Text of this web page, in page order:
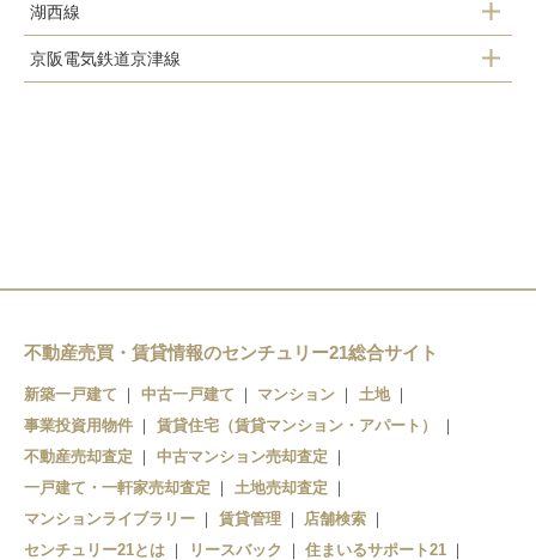
御陵駅
山科駅
湖西線
山科駅
京阪電気鉄道京津線
不動産売買・賃貸情報のセンチュリー21総合サイト
新築一戸建て 中古一戸建て マンション
土地
事業投資用物件
賃貸住宅（賃貸マンション・アパート）
不動産売却査定
中古マンション売却査定
一戸建て・一軒家売却査定
土地売却査定
マンションライブラリー
賃貸管理
店舗検索
センチュリー21とは
リースバック
住まいるサポート21